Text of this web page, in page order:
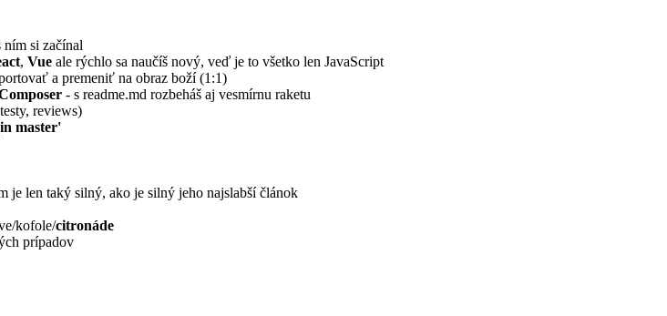
ním si začínal
, Vue ale rýchlo sa naučíš nový, veď je to všetko len JavaScript
a premeniť na obraz boží (1:1)
- s readme.md rozbeháš aj vesmírnu raketu
reviews)
master'
je len taký silný, ako je silný jeho najslabší článok
kofole/citronáde
prípadov